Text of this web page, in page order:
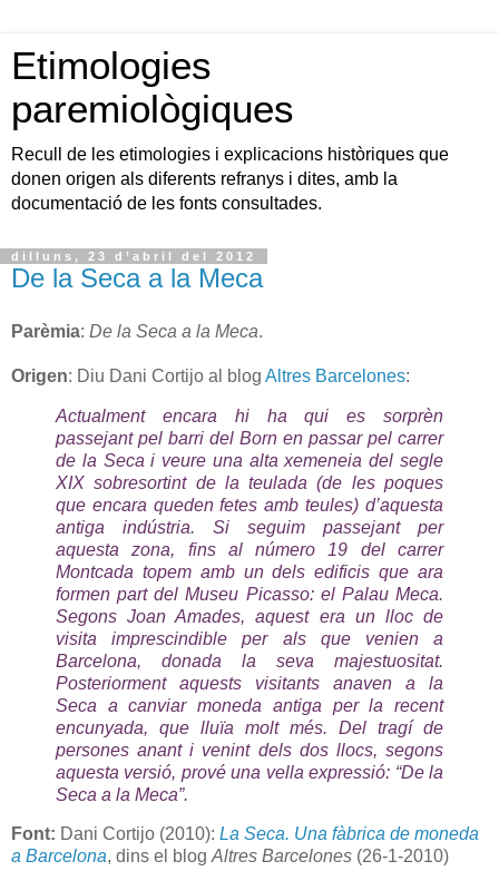
Etimologies
paremiològiques
Recull de les etimologies i explicacions històriques que
donen origen als diferents refranys i dites, amb la
documentació de les fonts consultades.
dilluns, 23 d’abril del 2012
De la Seca a la Meca
Parèmia: De la Seca a la Meca.
Origen: Diu Dani Cortijo al blog Altres Barcelones:
Actualment encara hi ha qui es sorprèn
passejant pel barri del Born en passar pel carrer
de la Seca i veure una alta xemeneia del segle
XIX sobresortint de la teulada (de les poques
que encara queden fetes amb teules) d’aquesta
antiga indústria. Si seguim passejant per
aquesta zona, fins al número 19 del carrer
Montcada topem amb un dels edificis que ara
formen part del Museu Picasso: el Palau Meca.
Segons Joan Amades, aquest era un lloc de
visita imprescindible per als que venien a
Barcelona, donada la seva majestuositat.
Posteriorment aquests visitants anaven a la
Seca a canviar moneda antiga per la recent
encunyada, que lluïa molt més. Del tragí de
persones anant i venint dels dos llocs, segons
aquesta versió, prové una vella expressió: “De la
Seca a la Meca”.
Font: Dani Cortijo (2010): La Seca. Una fàbrica de moneda
a Barcelona, dins el blogAltres Barcelones (26-1-2010)